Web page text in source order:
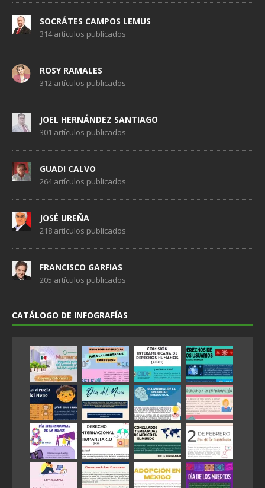
SOCRÁTES CAMPOS LEMUS
314 artículos publicados
ROSY RAMALES
312 artículos publicados
JOEL HERNÁNDEZ SANTIAGO
301 artículos publicados
GUADI CALVO
264 artículos publicados
JOSÉ UREÑA
218 artículos publicados
FRANCISCO GARFIAS
205 artículos publicados
CATÁLOGO DE INFOGRAFÍAS